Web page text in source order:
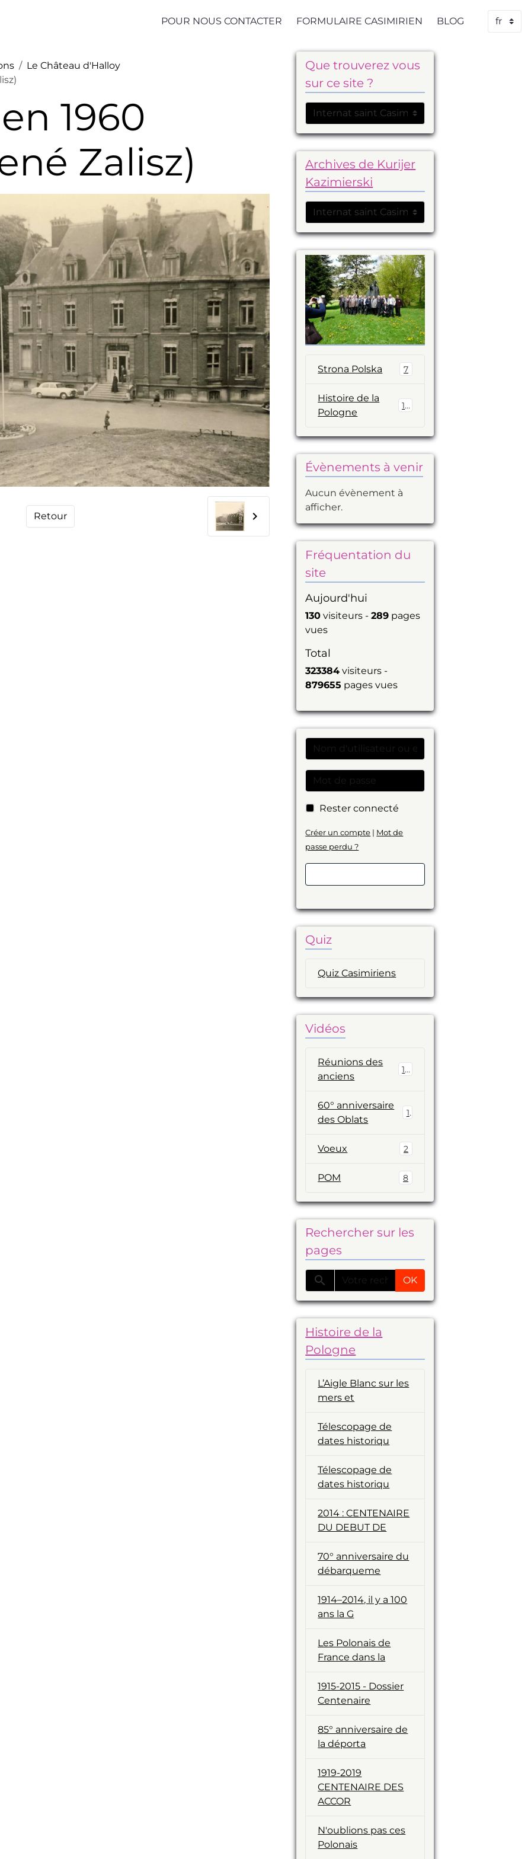
POUR NOUS CONTACTER FORMULAIRE CASIMIRIEN BLOG
Le Château d'Halloy
1960
Zalisz)
Retour
Que trouverez vous
sur ce site ?
Archives de Kurijer
Kazimierski
Strona Polska 7
Histoire de la
Pologne
14
Évènements à venir
Aucun évènement à
afficher.
Fréquentation du
site
Aujourd'hui
130 visiteurs -289 pages
vues
Total
323384 visiteurs -
879655 pages vues
Rester connecté
Créer un compte | Mot de
passe perdu ?
Quiz
Quiz Casimiriens
Vidéos
Réunions des
anciens
19
60° anniversaire
des Oblats
1
Voeux 2
POM 8
Rechercher sur les
pages
OK
Histoire de la
Pologne
L’Aigle Blanc sur les
mers et
Télescopage de
dates historiqu
Télescopage de
dates historiqu
2014 : CENTENAIRE
DU DEBUT DE
70° anniversaire du
débarqueme
1914–2014, il y a 100
ans la G
Les Polonais de
France dans la
1915-2015 - Dossier
Centenaire
85° anniversaire de
la déporta
1919-2019
CENTENAIRE DES
ACCOR
N'oublions pas ces
Polonais